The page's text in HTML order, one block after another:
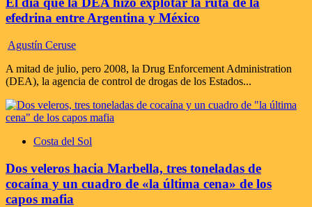
efedrina entre Argentina y México
Agustín Ceruse
A mitad de julio, pero 2008, la Drug Enforcement Administration
(DEA), la agencia de control de drogas de los Estados...
Costa del Sol
Dos veleros hacia Marbella, tres toneladas de
cocaína y un cuadro de «la última cena» de los
capos mafia